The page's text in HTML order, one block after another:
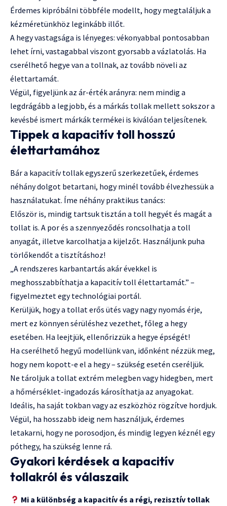
Érdemes kipróbálni többféle modellt, hogy megtaláljuk a
kézméretünkhöz leginkább illőt.
A hegy vastagsága is lényeges: vékonyabbal pontosabban
lehet írni, vastagabbal viszont gyorsabb a vázlatolás. Ha
cserélhető hegye van a tollnak, az tovább növeli az
élettartamát.
Végül, figyeljünk az ár-érték arányra: nem mindig a
legdrágább a legjobb, és a márkás tollak mellett sokszor a
kevésbé ismert márkák termékei is kiválóan teljesítenek.
Tippek a kapacitív toll hosszú
élettartamához
Bár a kapacitív tollak egyszerű szerkezetűek, érdemes
néhány dolgot betartani, hogy minél tovább élvezhessük a
használatukat. Íme néhány praktikus tanács:
Először is, mindig tartsuk tisztán a toll hegyét és magát a
tollat is. A por és a szennyeződés roncsolhatja a toll
anyagát, illetve karcolhatja a kijelzőt. Használjunk puha
törlőkendőt a tisztításhoz!
„A rendszeres karbantartás akár évekkel is
meghosszabbíthatja a kapacitív toll élettartamát.” –
figyelmeztet egy technológiai portál.
Kerüljük, hogy a tollat erős ütés vagy nagy nyomás érje,
mert ez könnyen sérüléshez vezethet, főleg a hegy
esetében. Ha leejtjük, ellenőrizzük a hegye épségét!
Ha cserélhető hegyű modellünk van, időnként nézzük meg,
hogy nem kopott-e el a hegy – szükség esetén cseréljük.
Ne tároljuk a tollat extrém melegben vagy hidegben, mert
a hőmérséklet-ingadozás károsíthatja az anyagokat.
Ideális, ha saját tokban vagy az eszközhöz rögzítve hordjuk.
Végül, ha hosszabb ideig nem használjuk, érdemes
letakarni, hogy ne porosodjon, és mindig legyen kéznél egy
póthegy, ha szükség lenne rá.
Gyakori kérdések a kapacitív
tollakról és válaszaik
Mi a különbség a kapacitív és a régi, rezisztív tollak